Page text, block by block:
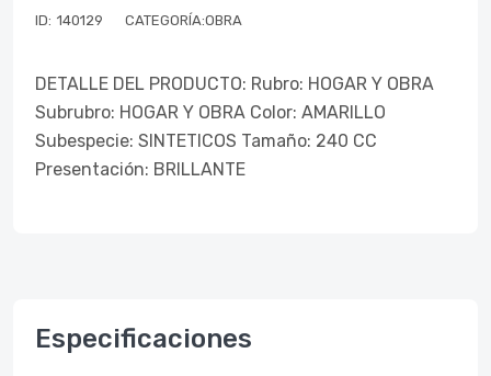
ID: 140129 CATEGORÍA:OBRA
DETALLE DEL PRODUCTO: Rubro: HOGAR Y OBRA
Subrubro: HOGAR Y OBRA Color: AMARILLO
Subespecie: SINTETICOS Tamaño: 240 CC
Presentación: BRILLANTE
Especificaciones